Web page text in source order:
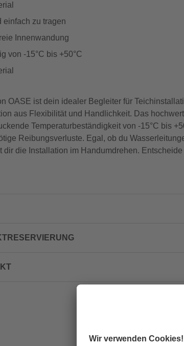
einfach zu tragen
Innenwandung
von -15°C bis +50°C
OASE ist dein idealer Begleiter für
aus Flexibilität und Handlichkeit. Das
Temperaturbeständigkeit von -15°C bis
Reibungsverluste. Egal, ob du
dir die Installation im Handumdrehen.